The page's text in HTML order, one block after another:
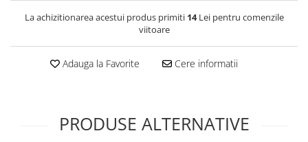
Huse Volan din Piele Ecologica
Huse Volan din Piele Ecologica cu
Huse Volan Piele Naturala
Oglinda Retrovizoare
La achizitionarea acestui produs primiti 14Lei pentru comenzile
viitoare
Adauga la Favorite Cere informatii
PRODUSE ALTERNATIVE